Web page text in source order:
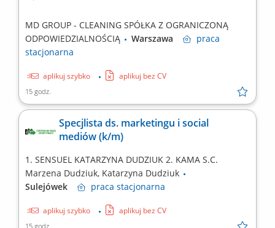
MD GROUP - CLEANING SPÓŁKA Z OGRANICZONĄ
ODPOWIEDZIALNOŚCIĄ
Warszawa
praca
stacjonarna
aplikuj szybko aplikuj bez CV
15 godz.
Specjlista ds. marketingu i social
mediów (k/m)
1. SENSUEL KATARZYNA DUDZIUK 2. KAMA S.C.
Marzena Dudziuk, Katarzyna Dudziuk
Sulejówek
praca stacjonarna
aplikuj szybko aplikuj bez CV
15 godz.